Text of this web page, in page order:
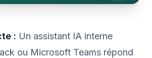
: Un assistant IA interne
ou Microsoft Teams répond